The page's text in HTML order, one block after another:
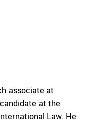
associate at
at the
Law. He